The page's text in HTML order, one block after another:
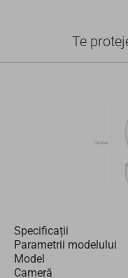
Te
Specificații
Parametrii modelului
Model
Cameră